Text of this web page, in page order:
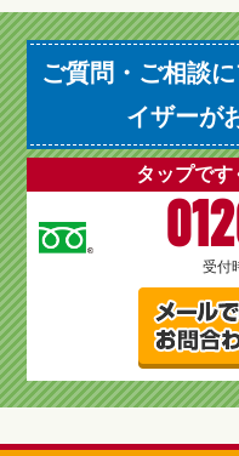
ご質問・ご相談
イザーが
タップで
受付